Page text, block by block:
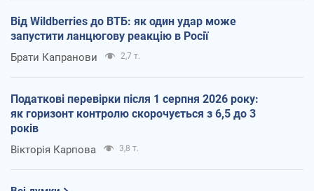
Від Wildberries до ВТБ: як один удар може
запустити ланцюгову реакцію в Росії
Брати Капранови 2,7 т.
Податкові перевірки після 1 серпня 2026 року:
як горизонт контролю скорочується з 6,5 до 3
років
Вікторія Карпова 3,8 т.